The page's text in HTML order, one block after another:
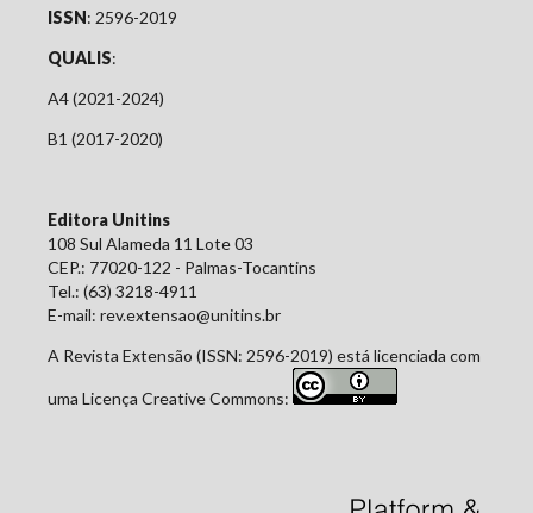
ISSN: 2596-2019
QUALIS:
A4 (2021-2024)
B1 (2017-2020)
Editora Unitins
108 Sul Alameda 11 Lote 03
CEP.: 77020-122 - Palmas-Tocantins
Tel.: (63) 3218-4911
E-mail: rev.extensao@unitins.br
A Revista Extensão (ISSN: 2596-2019) está licenciada com
uma Licença Creative Commons: